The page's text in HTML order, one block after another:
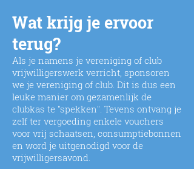
Wat krijg je ervoor
terug?
Als je namens je vereniging of club
vrijwilligerswerk verricht, sponsoren
we je vereniging of club. Dit is dus een
leuke manier om gezamenlijk de
clubkas te "spekken". Tevens ontvang je
zelf ter vergoeding enkele vouchers
voor vrij schaatsen, consumptiebonnen
en word je uitgenodigd voor de
vrijwilligersavond.